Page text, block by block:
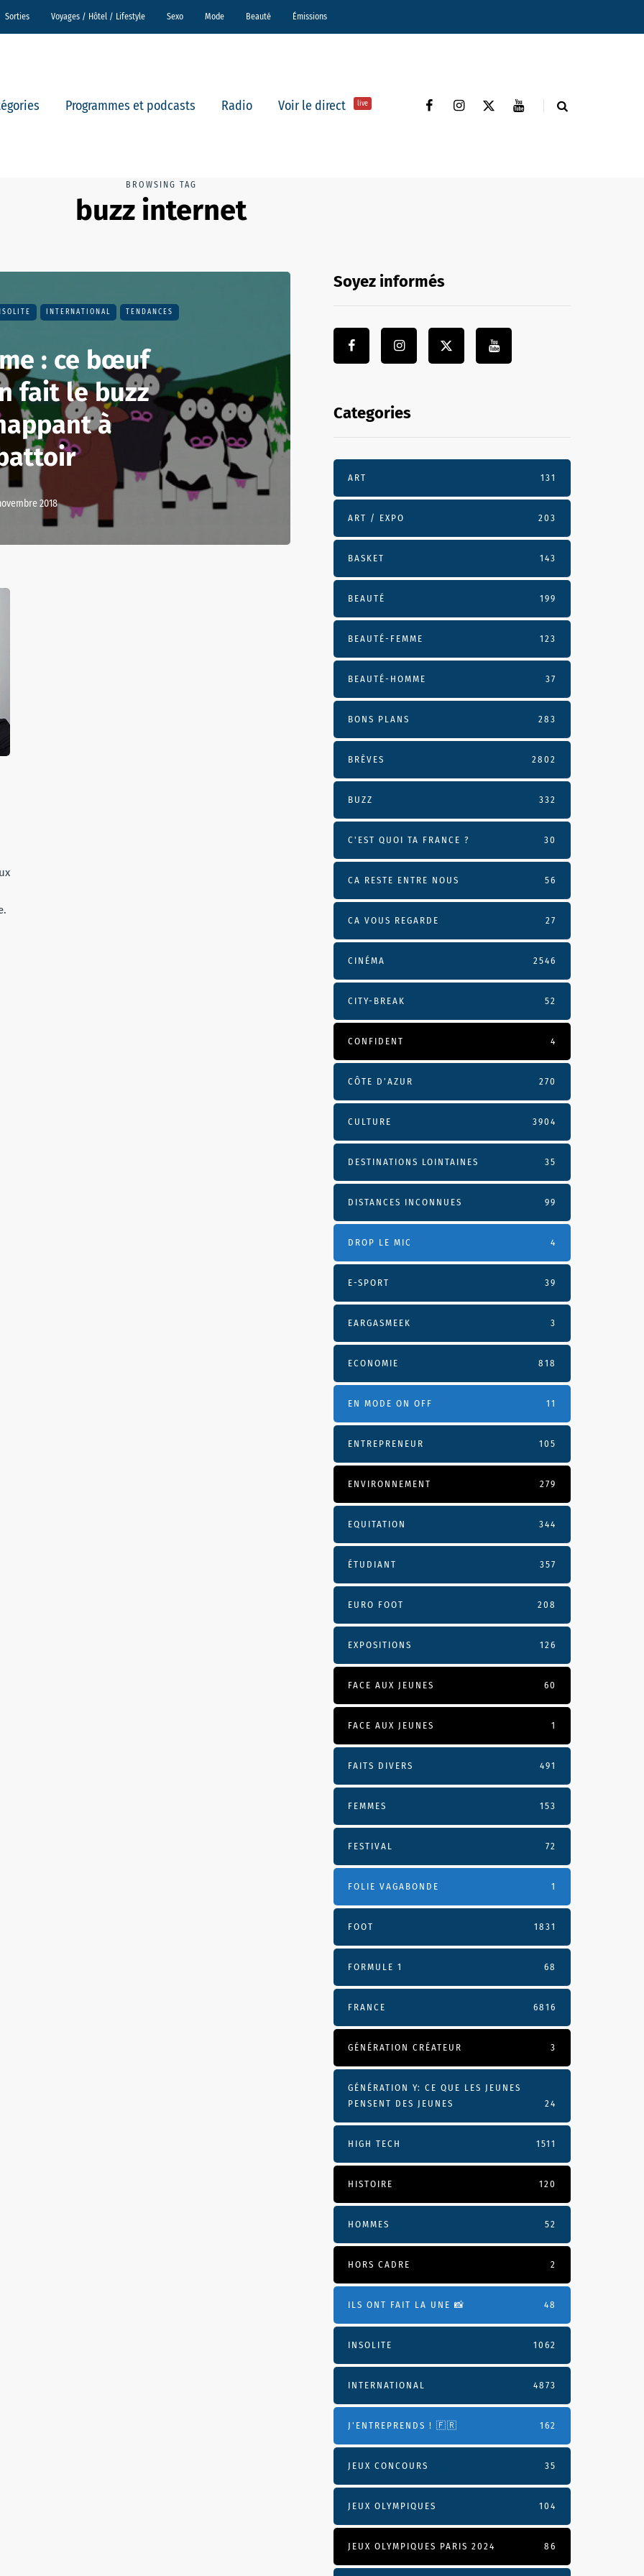
Sorties Voyages / Hôtel / Lifestyle Sexo Mode Beauté Émissions
Programmes et podcasts Radio Voir le direct live
BROWSING TAG
buzz internet
INTERNATIONAL TENDANCES
: ce bœuf
fait le buzz
à
2018
Soyez informés
Categories
ART 131
ART / EXPO 203
BASKET 143
BEAUTÉ 199
BEAUTÉ-FEMME 123
BEAUTÉ-HOMME 37
BONS PLANS 283
BRÈVES 2802
BUZZ 332
C'EST QUOI TA FRANCE ? 30
CA RESTE ENTRE NOUS 56
CA VOUS REGARDE 27
CINÉMA 2546
CITY-BREAK 52
CONFIDENT 4
CÔTE D’AZUR 270
CULTURE 3904
DESTINATIONS LOINTAINES 35
DISTANCES INCONNUES 99
DROP LE MIC 4
E-SPORT 39
EARGASMEEK 3
ECONOMIE 818
EN MODE ON OFF 11
ENTREPRENEUR 105
ENVIRONNEMENT 279
EQUITATION 344
ÉTUDIANT 357
EURO FOOT 208
EXPOSITIONS 126
FACE AUX JEUNES 60
FACE AUX JEUNES 1
FAITS DIVERS 491
FEMMES 153
FESTIVAL 72
FOLIE VAGABONDE 1
FOOT 1831
FORMULE 1 68
FRANCE 6816
GÉNÉRATION CRÉATEUR 3
GÉNÉRATION Y: CE QUE LES JEUNES
PENSENT DES JEUNES
24
HIGH TECH 1511
HISTOIRE 120
HOMMES 52
HORS CADRE 2
ILS ONT FAIT LA UNE 📸 48
INSOLITE 1062
INTERNATIONAL 4873
J'ENTREPRENDS ! 🇫🇷 162
JEUX CONCOURS 35
JEUX OLYMPIQUES 104
JEUX OLYMPIQUES PARIS 2024 86